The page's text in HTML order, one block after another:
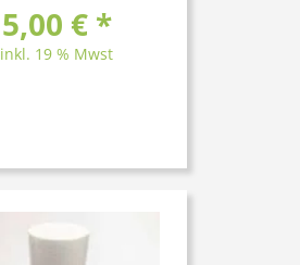
5,00 € *
inkl. 19 % Mwst